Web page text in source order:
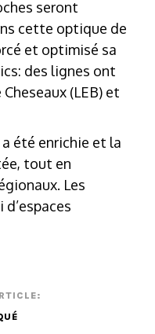
seront
cette optique de
et optimisé sa
des lignes ont
(LEB) et
été enrichie et la
tout en
Les